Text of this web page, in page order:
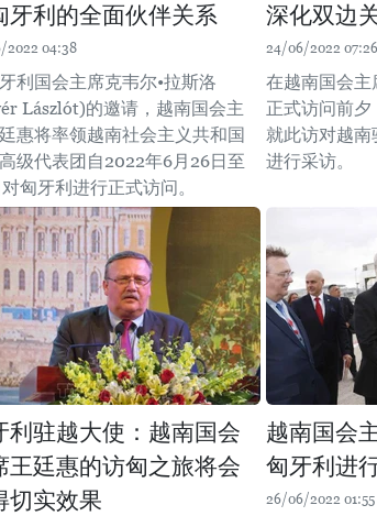
牙利的全面伙伴关系
2022 04:38
利国会主席克韦尔•拉斯洛
Lászlót)的邀请，越南国会主
惠将率领越南社会主义共和国
级代表团自2022年6月26日至
匈牙利进行正式访问。
深化双边
24/06/2022 07:26
在越南国会
正式访问前
就此访对越
进行采访。
利驻越大使：越南国会
王廷惠的访匈之旅将会
切实效果
越南国会
匈牙利进
26/06/2022 01:55